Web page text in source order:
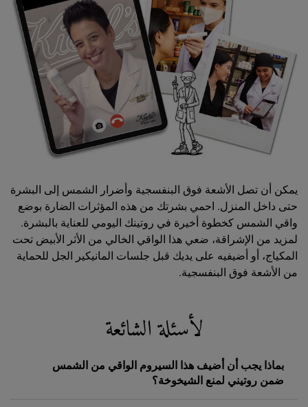
يمكن أن تصل الأشعة فوق البنفسجية وأضرار الشمس إلى البشرة
حتى داخل المنزل. احمي بشرتك من هذه المؤثرات الضارة بوضع
واقي الشمس كخطوة أخيرة في روتينك اليومي للعناية بالبشرة.
لمزيد من الإشراقة، ضعي هذا الواقي الخالي من الأثر الأبيض تحت
المكياج، أو أضيفيه على يديك قبل جلسات المانيكير الجل للحماية
من الأشعة فوق البنفسجية.
لأسئلة الشائعة
بماذا يجب أن أضيف هذا السيروم الواقي من الشمس
ضمن روتيني لمنع الشيخوخة؟